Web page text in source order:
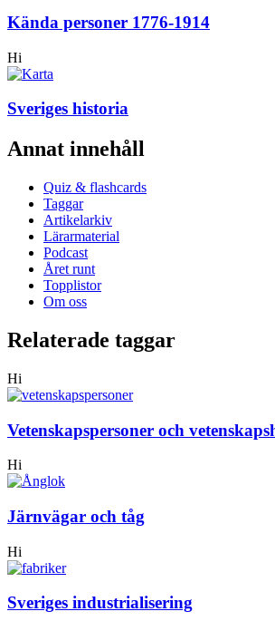
Kända personer 1776-1914
Hi
Sveriges historia
Annat innehåll
Quiz & flashcards
Taggar
Artikelarkiv
Lärarmaterial
Podcast
Året runt
Topplistor
Om oss
Relaterade taggar
Hi
Vetenskapspersoner och
Hi
Järnvägar och tåg
Hi
Sveriges industrialisering